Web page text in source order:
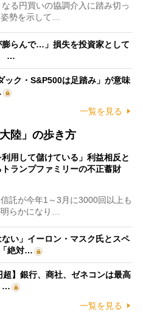
る円買いの協調介入に踏み切っ
勢を示して…
膨らんで…」損失を投資家として
…
ック・S&P500は足踏み」が意味
一覧を見る
陸」の歩き方
利用して儲けている」利益相反と
ランプファミリーの不正蓄財
託が今年1～3月に3000回以上も
らかになり…
ない」イーロン・マスク氏とスペ
絶対…
超】銀行、商社、ゼネコンは最高
…
一覧を見る